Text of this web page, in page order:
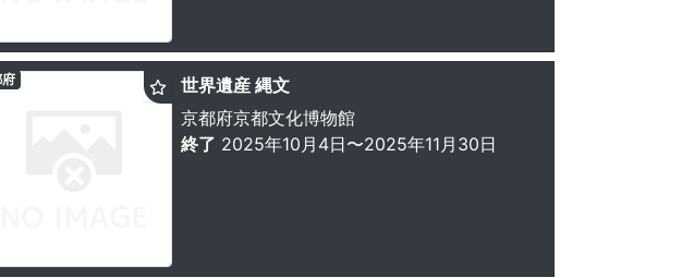
世界遺産 縄文
京都府京都文化博物館
終了 2025年10月4日〜2025年11月30日